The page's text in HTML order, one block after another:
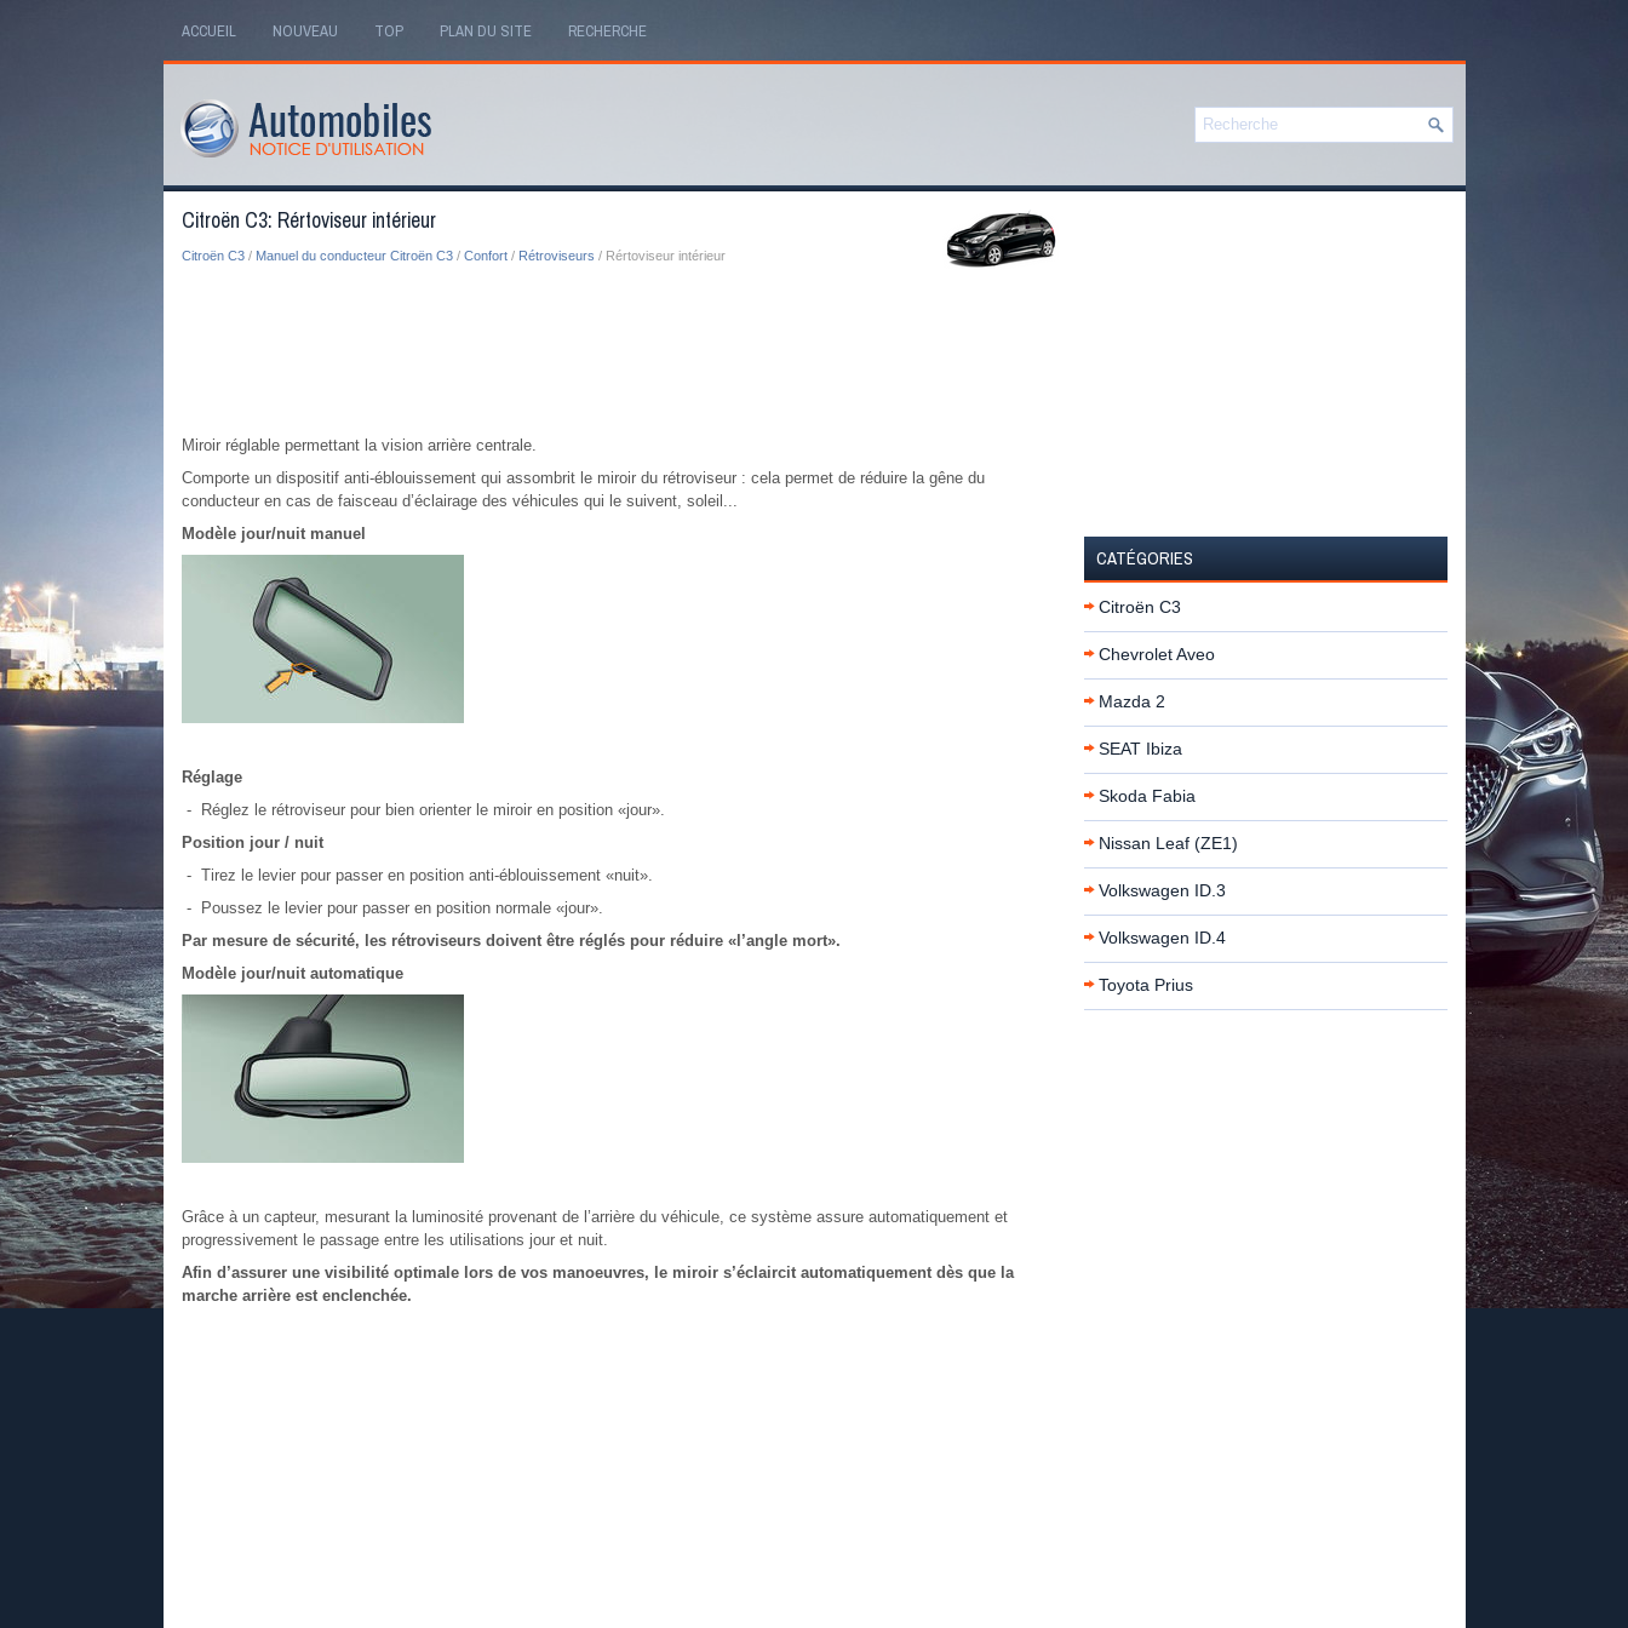
ACCUEIL NOUVEAU TOP PLAN DU SITE RECHERCHE
Citroën C3: Rértoviseur intérieur
Citroën C3/ Manuel du conducteur Citroën C3/ Confort/ Rétroviseurs / Rértoviseur intérieur
Miroir réglable permettant la vision arrière centrale.
Comporte un dispositif anti-éblouissement qui assombrit le miroir du rétroviseur : cela permet de réduire la gêne du
conducteur en cas de faisceau d’éclairage des véhicules qui le suivent, soleil...
Modèle jour/nuit manuel
Réglage
- Réglez le rétroviseur pour bien orienter le miroir en position «jour».
Position jour / nuit
- Tirez le levier pour passer en position anti-éblouissement «nuit».
- Poussez le levier pour passer en position normale «jour».
Par mesure de sécurité, les rétroviseurs doivent être réglés pour réduire «l’angle mort».
Modèle jour/nuit automatique
Grâce à un capteur, mesurant la luminosité provenant de l’arrière du véhicule, ce système assure automatiquement et
progressivement le passage entre les utilisations jour et nuit.
Afin d’assurer une visibilité optimale lors de vos manoeuvres, le miroir s’éclaircit automatiquement dès que la
marche arrière est enclenchée.
CATÉGORIES
Citroën C3
Chevrolet Aveo
Mazda 2
SEAT Ibiza
Skoda Fabia
Nissan Leaf (ZE1)
Volkswagen ID.3
Volkswagen ID.4
Toyota Prius